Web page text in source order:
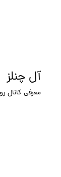
آل چنلز
معرفی کانال